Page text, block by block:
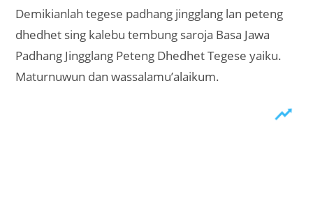
Demikianlah tegese padhang jingglang lan peteng
dhedhet sing kalebu tembung saroja Basa Jawa
Padhang Jingglang Peteng Dhedhet Tegese yaiku.
Maturnuwun dan wassalamu’alaikum.